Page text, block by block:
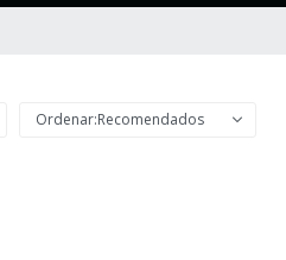
Recomendados